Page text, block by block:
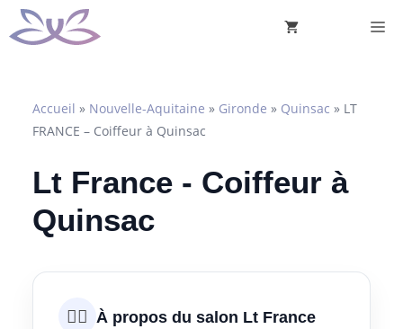
Aller
au
Accueil » Nouvelle-Aquitaine » Gironde » Quinsac » LT
FRANCE – Coiffeur à Quinsac
Lt France - Coiffeur à
Quinsac
💇‍♀️ À propos du salon Lt France